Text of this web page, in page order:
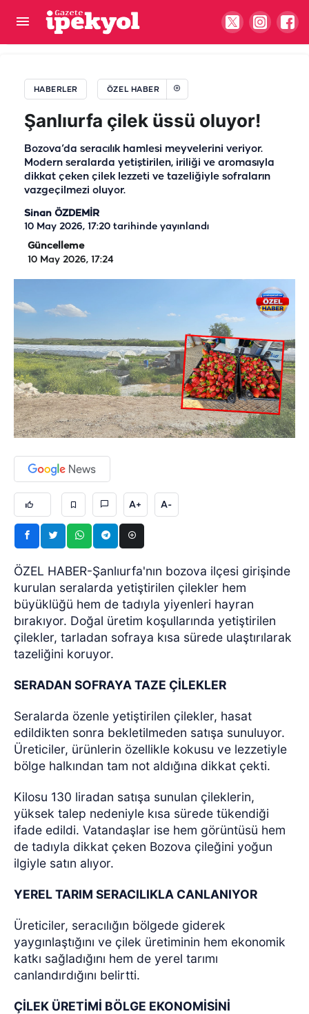
HABERLER ÖZEL HABER
Şanlıurfa çilek üssü oluyor!
Bozova’da seracılık hamlesi meyvelerini veriyor.
Modern seralarda yetiştirilen, iriliği ve aromasıyla
dikkat çeken çilek lezzeti ve tazeliğiyle sofraların
vazgeçilmezi oluyor.
Sinan ÖZDEMİR
10 May 2026, 17:20 tarihinde yayınlandı
Güncelleme
10 May 2026, 17:24
A+ A-
ÖZEL HABER-Şanlıurfa'nın bozova ilçesi girişinde
kurulan seralarda yetiştirilen çilekler hem
büyüklüğü hem de tadıyla yiyenleri hayran
bırakıyor. Doğal üretim koşullarında yetiştirilen
çilekler, tarladan sofraya kısa sürede ulaştırılarak
tazeliğini koruyor.
SERADAN SOFRAYA TAZE ÇİLEKLER
Seralarda özenle yetiştirilen çilekler, hasat
edildikten sonra bekletilmeden satışa sunuluyor.
Üreticiler, ürünlerin özellikle kokusu ve lezzetiyle
bölge halkından tam not aldığına dikkat çekti.
Kilosu 130 liradan satışa sunulan çileklerin,
yüksek talep nedeniyle kısa sürede tükendiği
ifade edildi. Vatandaşlar ise hem görüntüsü hem
de tadıyla dikkat çeken Bozova çileğini yoğun
ilgiyle satın alıyor.
YEREL TARIM SERACILIKLA CANLANIYOR
Üreticiler, seracılığın bölgede giderek
yaygınlaştığını ve çilek üretiminin hem ekonomik
katkı sağladığını hem de yerel tarımı
canlandırdığını belirtti.
ÇİLEK ÜRETİMİ BÖLGE EKONOMİSİNİ
Urfa’nın eski başmüdüründen vefa dolu sözler!